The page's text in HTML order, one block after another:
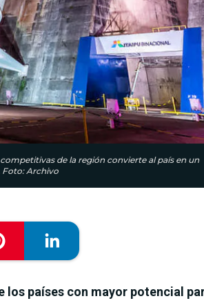
de la región convierte al país en un
Foto: Archivo
los países con mayor potencial